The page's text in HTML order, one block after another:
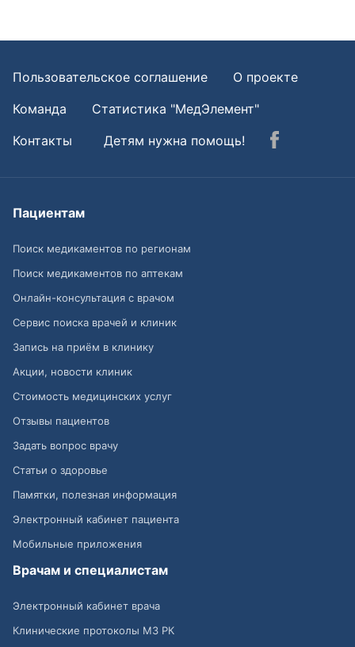
Пользовательское соглашение
О проекте
Команда
Статистика "МедЭлемент"
Контакты
Детям нужна помощь!
Пациентам
Поиск медикаментов по регионам
Поиск медикаментов по аптекам
Онлайн-консультация с врачом
Сервис поиска врачей и клиник
Запись на приём в клинику
Акции, новости клиник
Стоимость медицинских услуг
Отзывы пациентов
Задать вопрос врачу
Статьи о здоровье
Памятки, полезная информация
Электронный кабинет пациента
Мобильные приложения
Врачам и специалистам
Электронный кабинет врача
Клинические протоколы МЗ РК